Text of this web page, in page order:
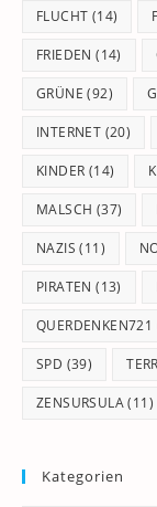
FLUCHT (14)
FRIEDEN (14)
GRÜNE (92)
INTERNET (20)
KINDER (14)
MALSCH (37)
NAZIS (11)
PIRATEN (13)
QUERDENKEN721
SPD (39)
ZENSURSULA(11)
Kategorien